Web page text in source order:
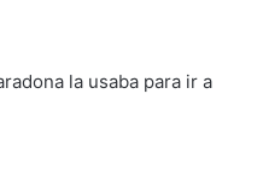
la usaba para ir a